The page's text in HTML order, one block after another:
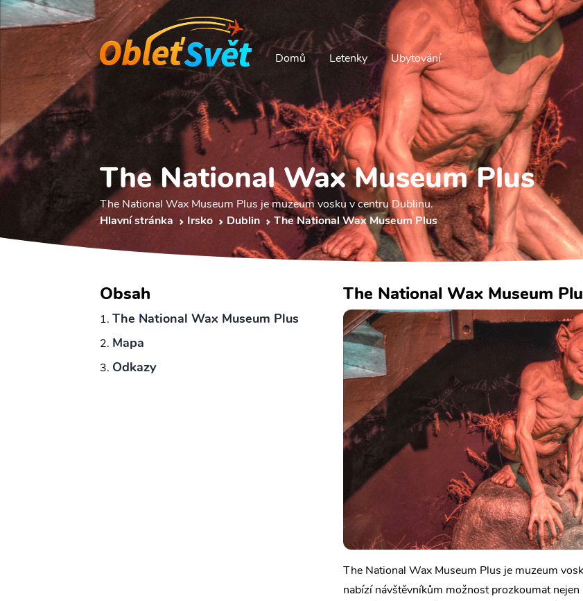
Domů Letenky Ubytování
The National Wax Museum Plus
The National Wax Museum Plus je muzeum vosku v centru Dublinu.
Hlavní stránka
Irsko Dublin The National Wax Museum Plus
Obsah
The National Wax Museum Plus
Mapa
Odkazy
The National Wax Museum
The National Wax Museum Plus je muzeum
nabízí návštěvníkům možnost prozkoumat